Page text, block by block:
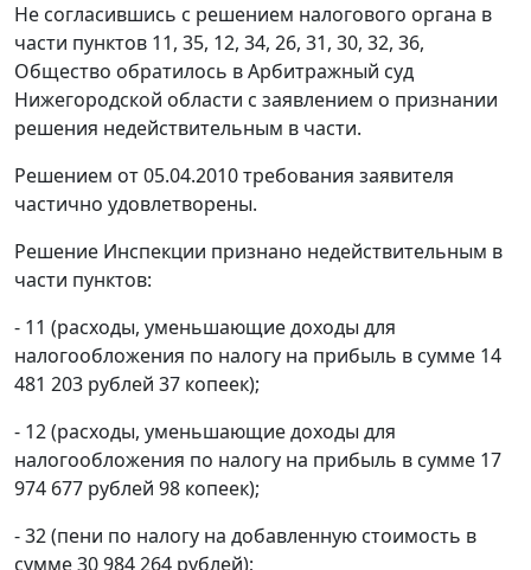
Не согласившись с решением налогового органа в
части пунктов 11, 35, 12, 34, 26, 31, 30, 32, 36,
Общество обратилось в Арбитражный суд
Нижегородской области с заявлением о признании
решения недействительным в части.
Решением от 05.04.2010 требования заявителя
частично удовлетворены.
Решение Инспекции признано недействительным в
части пунктов:
- 11 (расходы, уменьшающие доходы для
налогообложения по налогу на прибыль в сумме 14
481 203 рублей 37 копеек);
- 12 (расходы, уменьшающие доходы для
налогообложения по налогу на прибыль в сумме 17
974 677 рублей 98 копеек);
- 32 (пени по налогу на добавленную стоимость в
сумме 30 984 264 рублей);